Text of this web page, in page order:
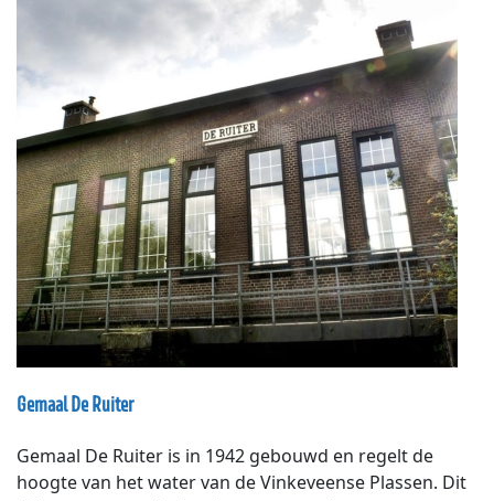
Gemaal De Ruiter
Gemaal De Ruiter is in 1942 gebouwd en regelt de
hoogte van het water van de Vinkeveense Plassen. Dit